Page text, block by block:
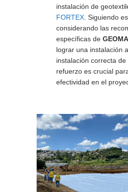
instalación de
FORTEX .Siguiendo
considerando las
específicas de
lograr una instalación
instalación correcta
refuerzo es crucial
efectividad en el